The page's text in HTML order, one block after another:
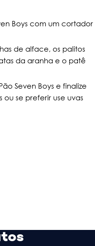
Boys com um cortador
de alface, os palitos
da aranha e o patê
Seven Boys e finalize
ou se preferir use uvas